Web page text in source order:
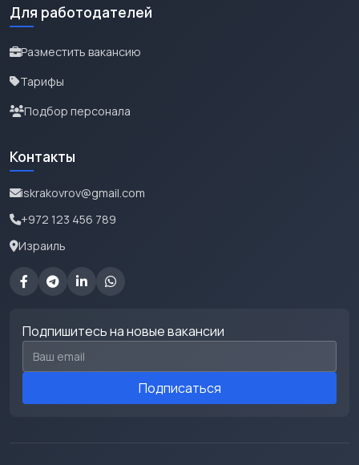
Для работодателей
Разместить вакансию
Тарифы
Подбор персонала
Контакты
iskrakovrov@gmail.com
+972 123 456 789
Израиль
Подпишитесь на новые вакансии
Email для подписки
Подписаться